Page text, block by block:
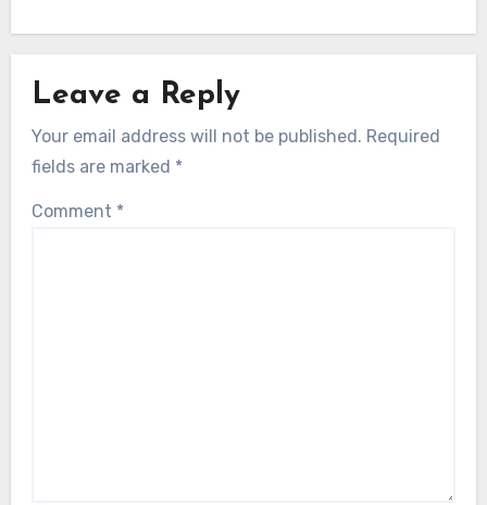
Leave a Reply
Your email address will not be published. Required
fields are marked *
Comment *